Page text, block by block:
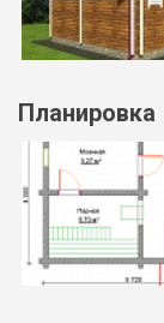
Планировка